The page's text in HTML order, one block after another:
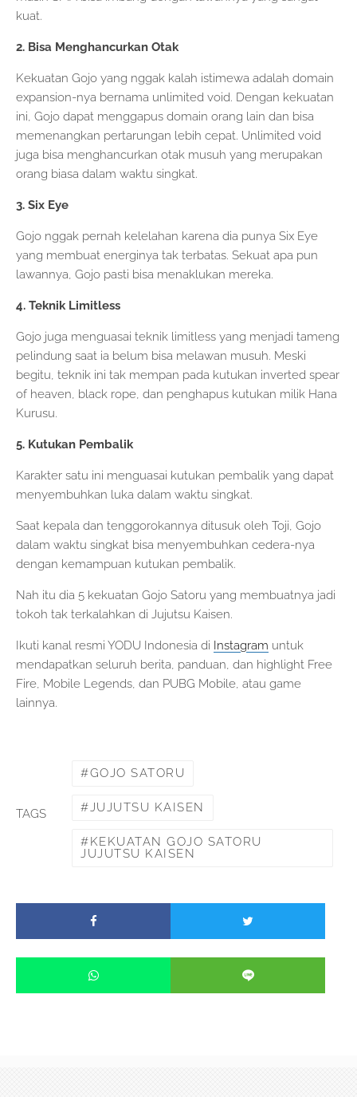
kuat.
2. Bisa Menghancurkan Otak
Kekuatan Gojo yang nggak kalah istimewa adalah domain
expansion-nya bernama unlimited void. Dengan kekuatan
ini, Gojo dapat menggapus domain orang lain dan bisa
memenangkan pertarungan lebih cepat. Unlimited void
juga bisa menghancurkan otak musuh yang merupakan
orang biasa dalam waktu singkat.
3. Six Eye
Gojo nggak pernah kelelahan karena dia punya Six Eye
yang membuat energinya tak terbatas. Sekuat apa pun
lawannya, Gojo pasti bisa menaklukan mereka.
4. Teknik Limitless
Gojo juga menguasai teknik limitless yang menjadi tameng
pelindung saat ia belum bisa melawan musuh. Meski
begitu, teknik ini tak mempan pada kutukan inverted spear
of heaven, black rope, dan penghapus kutukan milik Hana
Kurusu.
5. Kutukan Pembalik
Karakter satu ini menguasai kutukan pembalik yang dapat
menyembuhkan luka dalam waktu singkat.
Saat kepala dan tenggorokannya ditusuk oleh Toji, Gojo
dalam waktu singkat bisa menyembuhkan cedera-nya
dengan kemampuan kutukan pembalik.
Nah itu dia 5 kekuatan Gojo Satoru yang membuatnya jadi
tokoh tak terkalahkan di Jujutsu Kaisen.
Ikuti kanal resmi YODU Indonesia di Instagram untuk
mendapatkan seluruh berita, panduan, dan highlight Free
Fire, Mobile Legends, dan PUBG Mobile, atau game
lainnya.
TAGS
GOJO SATORU
JUJUTSU KAISEN
KEKUATAN GOJO SATORU
JUJUTSU KAISEN